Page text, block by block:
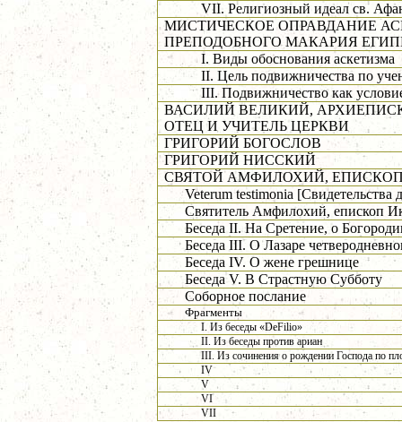
VII. Религиозный идеал св.
МИСТИЧЕСКОЕ ОПРАВДАНИЕ
ПРЕПОДОБНОГО МАКАРИЯ
I. Виды обоснования аскетизма
II. Цель подвижничества по
III. Подвижничество как
ВАСИЛИЙ ВЕЛИКИЙ,
ОТЕЦ И УЧИТЕЛЬ ЦЕРКВИ
ГРИГОРИЙ БОГОСЛОВ
ГРИГОРИЙ НИССКИЙ
СВЯТОЙ АМФИЛОХИЙ,
Veterum testimonia [Свидетельства
Святитель Амфилохий, епископ
Беседа II. На Сретение, о
Беседа III. О Лазаре
Беседа IV. О жене грешнице
Беседа V. В Страстную Субботу
Соборное послание
Фрагменты
I. Из беседы «DeFilio»
II. Из беседы против ариан
III. Из сочинения о рождении Господа по
IV
V
VI
VII